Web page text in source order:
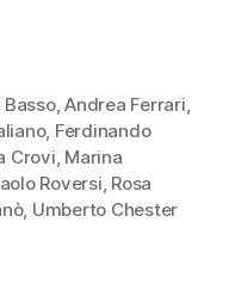
,Andrea Ferrari,
, Ferdinando
Crovi, Marina
Roversi, Rosa
, Umberto Chester